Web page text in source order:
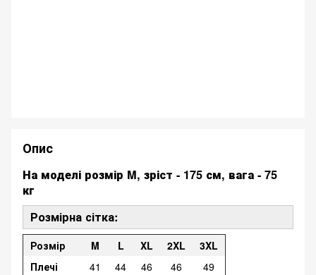
Опис
На моделі розмір M, зріст - 175 см, вага - 75
кг
Розмірна сітка:
Розмір M L XL 2XL
3XL
Плечі
41 44 46 46
49